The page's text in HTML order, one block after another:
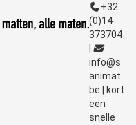
+32
(0)14-
373704
|
info@s
animat.
be
kort
een
snelle